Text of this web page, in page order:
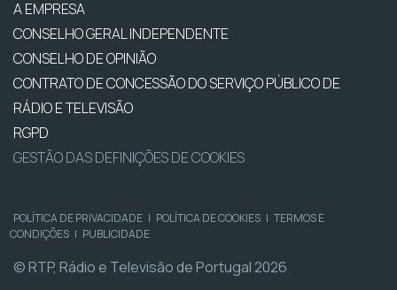
A EMPRESA
CONSELHO GERAL INDEPENDENTE
CONSELHO DE OPINIÃO
CONTRATO DE CONCESSÃO DO SERVIÇO PÚBLICO DE
RÁDIO E TELEVISÃO
RGPD
GESTÃO DAS DEFINIÇÕES DE COOKIES
POLÍTICA DE PRIVACIDADE | POLÍTICA DE COOKIES | TERMOS E
CONDIÇÕES | PUBLICIDADE
© RTP, Rádio e Televisão de Portugal 2026